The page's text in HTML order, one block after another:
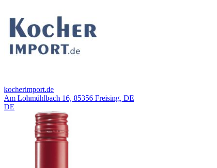
kocherimport.de
Am Lohmühlbach 16, 85356 Freising, DE
DE